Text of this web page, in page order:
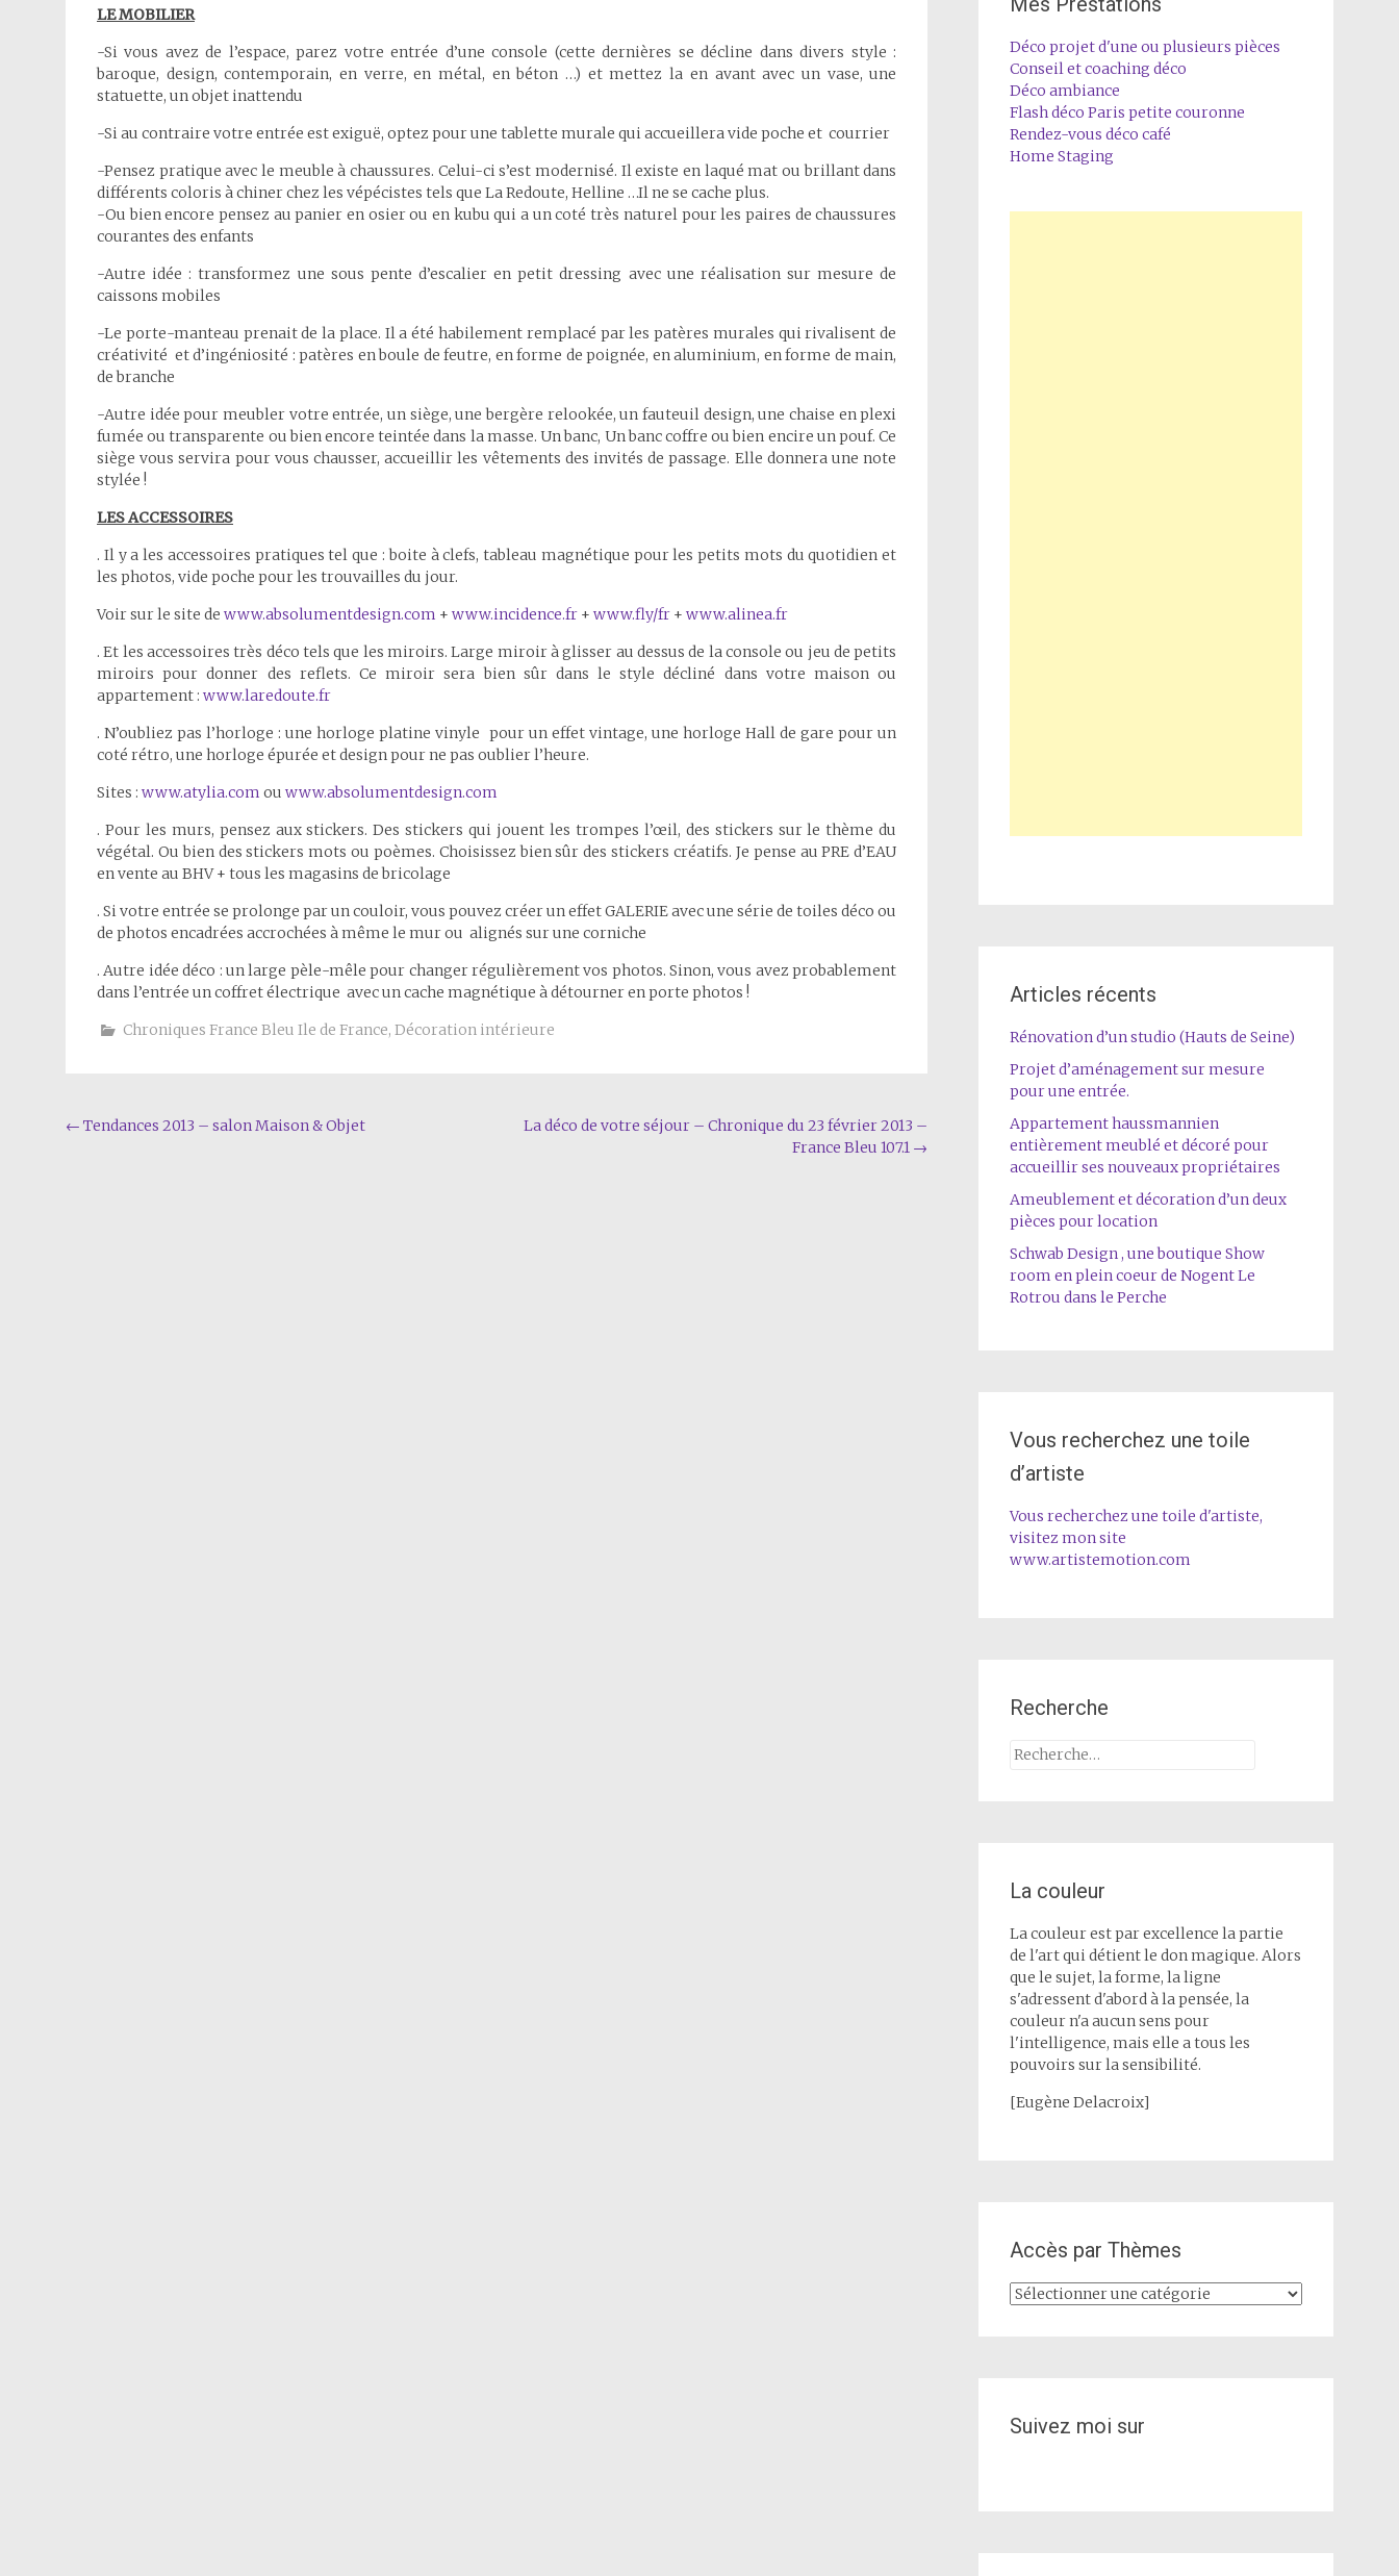
LE MOBILIER
-Si vous avez de l’espace, parez votre entrée d’une console (cette dernières se décline dans divers style :
baroque, design, contemporain, en verre, en métal, en béton …) et mettez la en avant avec un vase, une
statuette, un objet inattendu
-Si au contraire votre entrée est exiguë, optez pour une tablette murale qui accueillera vide poche et courrier
-Pensez pratique avec le meuble à chaussures. Celui-ci s’est modernisé. Il existe en laqué mat ou brillant dans
différents coloris à chiner chez les vépécistes tels que La Redoute, Helline …Il ne se cache plus.
-Ou bien encore pensez au panier en osier ou en kubu qui a un coté très naturel pour les paires de chaussures
courantes des enfants
-Autre idée : transformez une sous pente d’escalier en petit dressing avec une réalisation sur mesure de
caissons mobiles
-Le porte-manteau prenait de la place. Il a été habilement remplacé par les patères murales qui rivalisent de
créativité et d’ingéniosité : patères en boule de feutre, en forme de poignée, en aluminium, en forme de main,
de branche
-Autre idée pour meubler votre entrée, un siège, une bergère relookée, un fauteuil design, une chaise en plexi
fumée ou transparente ou bien encore teintée dans la masse. Un banc, Un banc coffre ou bien encire un pouf. Ce
siège vous servira pour vous chausser, accueillir les vêtements des invités de passage. Elle donnera une note
stylée !
LES ACCESSOIRES
. Il y a les accessoires pratiques tel que : boite à clefs, tableau magnétique pour les petits mots du quotidien et
les photos, vide poche pour les trouvailles du jour.
Voir sur le site de www.absolumentdesign.com + www.incidence.fr + www.fly/fr + www.alinea.fr
. Et les accessoires très déco tels que les miroirs. Large miroir à glisser au dessus de la console ou jeu de petits
miroirs pour donner des reflets. Ce miroir sera bien sûr dans le style décliné dans votre maison ou
appartement : www.laredoute.fr
. N’oubliez pas l’horloge : une horloge platine vinyle pour un effet vintage, une horloge Hall de gare pour un
coté rétro, une horloge épurée et design pour ne pas oublier l’heure.
Sites : www.atylia.com ou www.absolumentdesign.com
. Pour les murs, pensez aux stickers. Des stickers qui jouent les trompes l’œil, des stickers sur le thème du
végétal. Ou bien des stickers mots ou poèmes. Choisissez bien sûr des stickers créatifs. Je pense au PRE d’EAU
en vente au BHV + tous les magasins de bricolage
. Si votre entrée se prolonge par un couloir, vous pouvez créer un effet GALERIE avec une série de toiles déco ou
de photos encadrées accrochées à même le mur ou alignés sur une corniche
. Autre idée déco : un large pèle-mêle pour changer régulièrement vos photos. Sinon, vous avez probablement
dans l’entrée un coffret électrique avec un cache magnétique à détourner en porte photos !
Chroniques France Bleu Ile de France, Décoration intérieure
Navigation
← Tendances 2013 – salon Maison & Objet
La déco de votre séjour – Chronique du 23 février 2013 –
France Bleu 107.1 →
Déco projet d'une ou plusieurs pièces
Conseil et coaching déco
Déco ambiance
Flash déco Paris petite couronne
Rendez-vous déco café
Home Staging
Articles récents
Rénovation d’un studio (Hauts de Seine)
Projet d’aménagement sur mesure
pour une entrée.
Appartement haussmannien
entièrement meublé et décoré pour
accueillir ses nouveaux propriétaires
Ameublement et décoration d’un deux
pièces pour location
Schwab Design , une boutique Show
room en plein coeur de Nogent Le
Rotrou dans le Perche
Vous recherchez une toile
d’artiste
Vous recherchez une toile d'artiste,
visitez mon site
www.artistemotion.com
Recherche
Rechercher :
La couleur
La couleur est par excellence la partie
de l'art qui détient le don magique. Alors
que le sujet, la forme, la ligne
s'adressent d'abord à la pensée, la
couleur n'a aucun sens pour
l'intelligence, mais elle a tous les
pouvoirs sur la sensibilité.
[Eugène Delacroix]
Accès par Thèmes
Accès
Suivez moi sur